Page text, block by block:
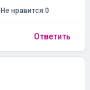
Не нравится 0
Ответить